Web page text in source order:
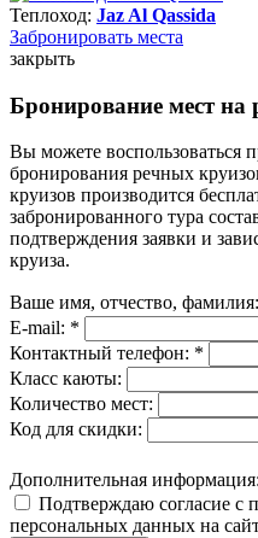
Теплоход: Jaz Al Qassida
Забронировать места
закрыть
Бронирование мест на
Вы можете воспользоваться
бронирования речных
круизов производится
забронированного тура
подтверждения заявки и
круиза.
Ваше имя, отчество,
E-mail: *
Контактный телефон: *
Класс каюты:
Количество мест:
Код для скидки:
Дополнительная информация:
Подтверждаю согласие с
персональных данных на